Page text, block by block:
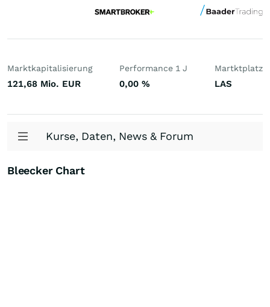
Marktkapitalisierung
121,68 Mio. EUR
Performance 1 J
0,00 %
Martktplatz
LAS
Kurse, Daten, News & Forum
Bleecker Chart